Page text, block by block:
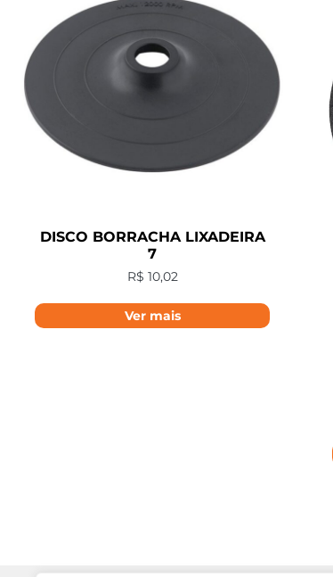
DISCO BORRACHA LIXADEIRA
7
R$ 10,02
Ver mais